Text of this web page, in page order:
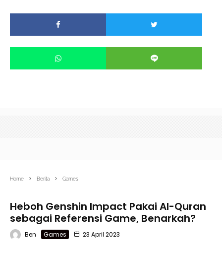
Home Berita Games
Heboh Genshin Impact Pakai Al-Quran
sebagai Referensi Game, Benarkah?
Ben Games 23 April 2023